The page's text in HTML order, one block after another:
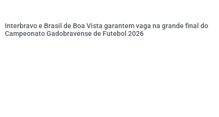
Interbravo e Brasil de Boa Vista garantem vaga na grande final do
Campeonato Gadobravense de Futebol 2026